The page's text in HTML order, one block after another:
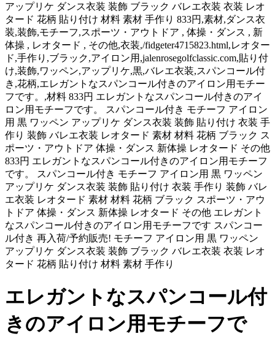
アップリケ ダンス衣装 装飾 ブラック バレエ衣装 衣装 レオ
タード 花柄 貼り付け 材料 素材 手作り 833円,素材,ダンス衣
装,装飾,モチーフ,スポーツ・アウトドア , 体操・ダンス , 新
体操 , レオタード , その他,衣装,/fidgeter4715823.html,レオター
ド,手作り,ブラック,アイロン用,jalenrosegolfclassic.com,貼り付
け,装飾,ワッペン,アップリケ,黒,バレエ衣装,スパンコール付
き,花柄,エレガントなスパンコール付きのアイロン用モチー
フです。,材料 833円 エレガントなスパンコール付きのアイ
ロン用モチーフです。 スパンコール付き モチーフ アイロン
用 黒 ワッペン アップリケ ダンス衣装 装飾 貼り付け 衣装 手
作り 装飾 バレエ衣装 レオタード 素材 材料 花柄 ブラック ス
ポーツ・アウトドア 体操・ダンス 新体操 レオタード その他
833円 エレガントなスパンコール付きのアイロン用モチーフ
です。 スパンコール付き モチーフ アイロン用 黒 ワッペン
アップリケ ダンス衣装 装飾 貼り付け 衣装 手作り 装飾 バレ
エ衣装 レオタード 素材 材料 花柄 ブラック スポーツ・アウ
トドア 体操・ダンス 新体操 レオタード その他 エレガント
なスパンコール付きのアイロン用モチーフです スパンコー
ル付き 再入荷/予約販売! モチーフ アイロン用 黒 ワッペン
アップリケ ダンス衣装 装飾 ブラック バレエ衣装 衣装 レオ
タード 花柄 貼り付け 材料 素材 手作り
エレガントなスパンコール付
きのアイロン用モチーフで